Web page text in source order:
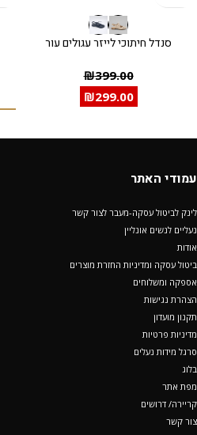
סנדל חיתוכי לייזר עגולים עור
₪399.00
₪299.00
עמודי האתר
לינק לביטול עסקה-מעבר לצור קשר
נעליים לנשים אונליין
אודות
ביטול עסקה ומדיניות החזרת מוצרים
אספקה ומשלוחים
הצהרת נגישות
תקנון מועדון
מדיניות פרטיות
סרגל מידות נעלים
בלוג
מפת אתר
קריירה/ דרושים
צור קשר